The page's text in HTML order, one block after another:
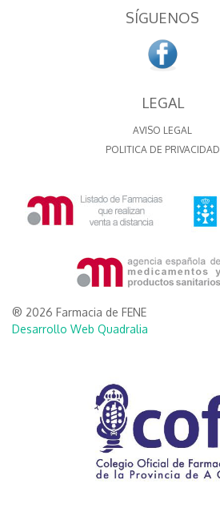
SÍGUENOS
LEGAL
AVISO LEGAL
POLITICA DE PRIVACIDAD
® 2026 Farmacia de FENE
Desarrollo Web Quadralia